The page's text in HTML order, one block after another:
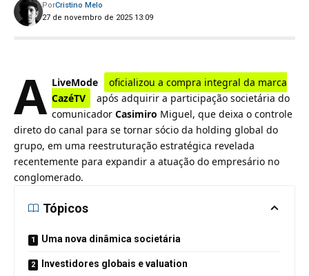
27 de novembro de 2025 13:09
PorCristino Melo
A LiveMode
oficializou a compra integral da marca
CazéTV
após adquirir a participação societária do
comunicador Casimiro Miguel, que deixa o controle
direto do canal para se tornar sócio da holding global do
grupo, em uma reestruturação estratégica revelada
recentemente para expandir a atuação do empresário no
conglomerado.
Tópicos
Uma nova dinâmica societária
Investidores globais e valuation